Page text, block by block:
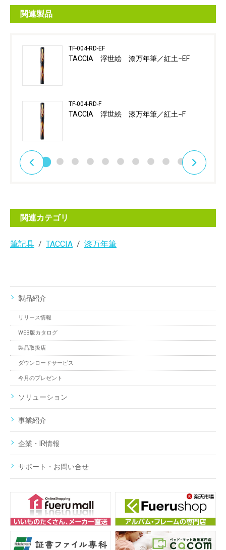
関連製品
TF-004-RD-EF
TACCIA 浮世絵 漆万年筆／紅土−EF
TF-004-RD-F
TACCIA 浮世絵 漆万年筆／紅土−F
関連カテゴリ
筆記具 TACCIA 漆万年筆
製品紹介
リリース情報
WEB版カタログ
製品取扱店
ダウンロードサービス
今月のプレゼント
ソリューション
事業紹介
企業・IR情報
サポート・お問い合せ